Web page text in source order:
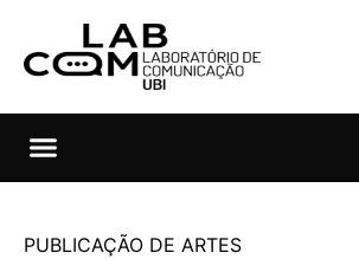
PUBLICAÇÃO DE ARTES